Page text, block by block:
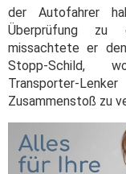
der Autofahrer
Überprüfung zu
missachtete er
Stopp-Schild,
Transporter-
Zusammenstoß zu